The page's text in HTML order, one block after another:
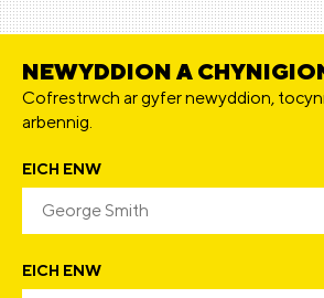
NEWYDDION A
Cofrestrwch ar gyfer newyddion,
arbennig.
EICH ENW
EICH ENW